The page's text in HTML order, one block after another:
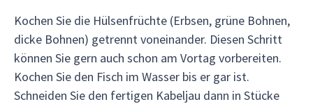
Kochen Sie die Hülsenfrüchte (Erbsen, grüne Bohnen,
dicke Bohnen) getrennt voneinander. Diesen Schritt
können Sie gern auch schon am Vortag vorbereiten.
Kochen Sie den Fisch im Wasser bis er gar ist.
Schneiden Sie den fertigen Kabeljau dann in Stücke